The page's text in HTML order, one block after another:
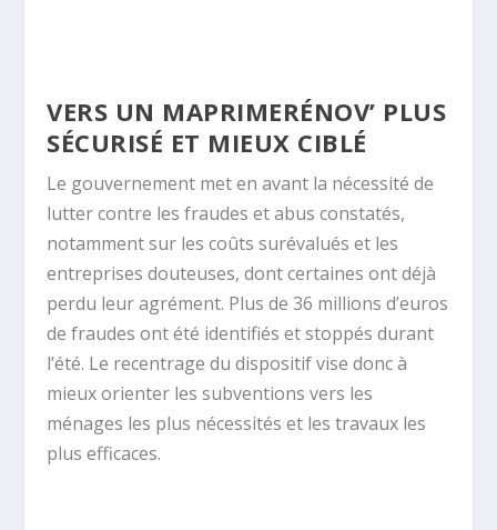
VERS UN MAPRIMERÉNOV’ PLUS
SÉCURISÉ ET MIEUX CIBLÉ
Le gouvernement met en avant la nécessité de
lutter contre les fraudes et abus constatés,
notamment sur les coûts surévalués et les
entreprises douteuses, dont certaines ont déjà
perdu leur agrément. Plus de 36 millions d’euros
de fraudes ont été identifiés et stoppés durant
l’été. Le recentrage du dispositif vise donc à
mieux orienter les subventions vers les
ménages les plus nécessités et les travaux les
plus efficaces.